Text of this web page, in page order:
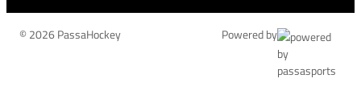
© 2026 PassaHockey Powered by